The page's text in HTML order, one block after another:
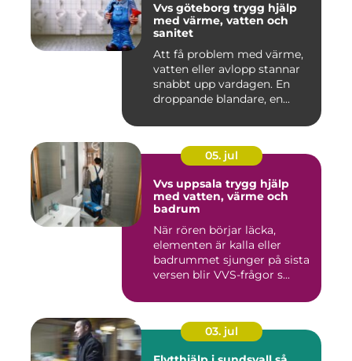
Vvs göteborg trygg hjälp
med värme, vatten och
sanitet
Att få problem med värme,
vatten eller avlopp stannar
snabbt upp vardagen. En
droppande blandare, en...
05. jul
Vvs uppsala trygg hjälp
med vatten, värme och
badrum
När rören börjar läcka,
elementen är kalla eller
badrummet sjunger på sista
versen blir VVS-frågor s...
03. jul